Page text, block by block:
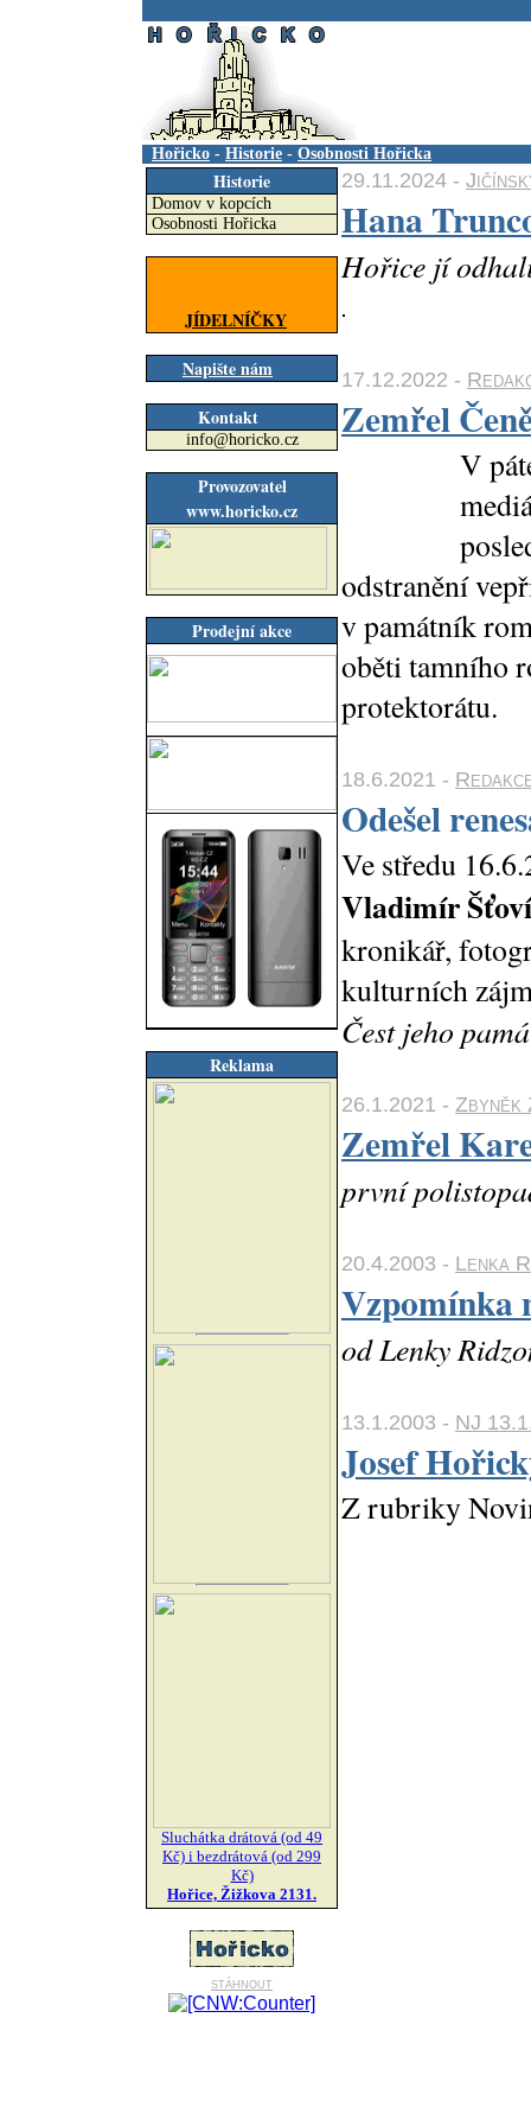
Hořicko - Historie - Osobnosti Hořicka
Historie
Domov v kopcích
Osobnosti Hořicka
JÍDELNÍČKY
Napište nám
Kontakt
info@horicko.cz
Provozovatel
www.horicko.cz
Prodejní akce
Reklama
Sluchátka drátová (od 49
Kč) i bezdrátová (od 299
Kč)
Hořice, Žižkova 2131.
stáhnout
29.11.2024 -
Hana
Hořice jí
17.12.2022 -
Zemřel
V
odstranění
v památník
oběti tamního
protektorátu.
18.6.2021 -
Odešel
Ve středu
Vladimír
kronikář,
kulturních
Čest jeho
26.1.2021 -
Zemřel
první
20.4.2003 - Lenka
Vzpomínka
od Lenky
13.1.2003 - NJ
Josef
Z rubriky